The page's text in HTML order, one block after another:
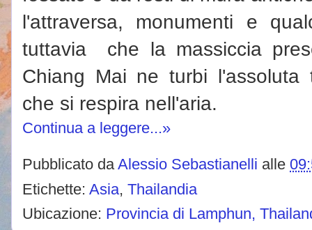
l'attraversa, monumenti e
tuttavia che la massiccia
Chiang Mai ne turbi l'assoluta
che si respira nell'aria.
Continua a leggere...»
Pubblicato daAlessio Sebastianelli alle
Etichette: Asia, Thailandia
Ubicazione: Provincia di Lamphun,